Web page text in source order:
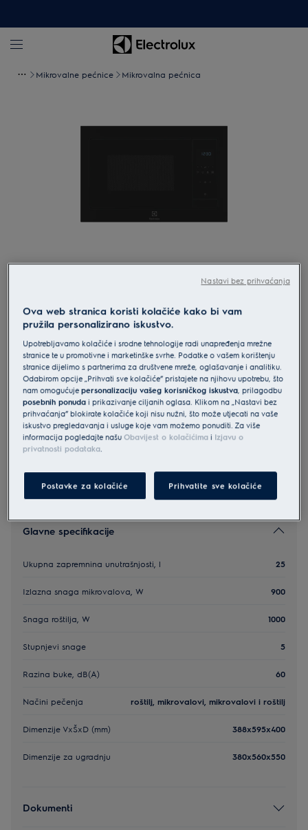
Mikrovalne pećnice Mikrovalna pećnica
Povećaj
EMS4253TBK
Electrolux 500 ugradbena
mikrovalna pećnica s grill funkcijom
4.9 (2705)
Sigurnosne upute i sigurnosna upozorenja prema EU
regulativi 2023/988 navedeni su u poglavljima 1 i 2
korisničkog priručnika. Za sigurno korištenje proizvoda
pročitajte cijeli korisnički priručnik.
Glavne specifikacije
Ukupna zapremnina unutrašnjosti, l 25
Izlazna snaga mikrovalova, W 900
Snaga roštilja, W 1000
Stupnjevi snage 5
Razina buke, dB(A) 60
Načini pečenja roštilj, mikrovalovi, mikrovalovi i roštilj
Dimenzije VxŠxD (mm) 388x595x400
Dimenzije za ugradnju 380x560x550
Dokumenti
Ova web stranica koristi kolačiće kako bi vam
pružila personalizirano iskustvo.
Upotrebljavamo kolačiće i srodne tehnologije radi unapređenja mrežne
stranice te u promotivne i marketinške svrhe. Podatke o vašem korištenju
stranice dijelimo s partnerima za društvene mreže, oglašavanje i analitiku.
Odabirom opcije „Prihvati sve kolačiće” pristajete na njihovu upotrebu, što
nam omogućujepersonalizaciju vašeg korisničkog iskustva, prilagodbu
posebnih ponuda i prikazivanje ciljanih oglasa. Klikom na „Nastavi bez
prihvaćanja” blokirate kolačiće koji nisu nužni, što može utjecati na vaše
iskustvo pregledavanja i usluge koje vam možemo ponuditi. Za više
informacija pogledajte našuObavijest o kolačićima i Izjavu o
privatnosti podataka.
Postavke za kolačiće Prihvatite sve kolačiće
Nastavi bez prihvaćanja